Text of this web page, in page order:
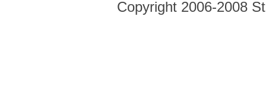
Copyright 2006-2008